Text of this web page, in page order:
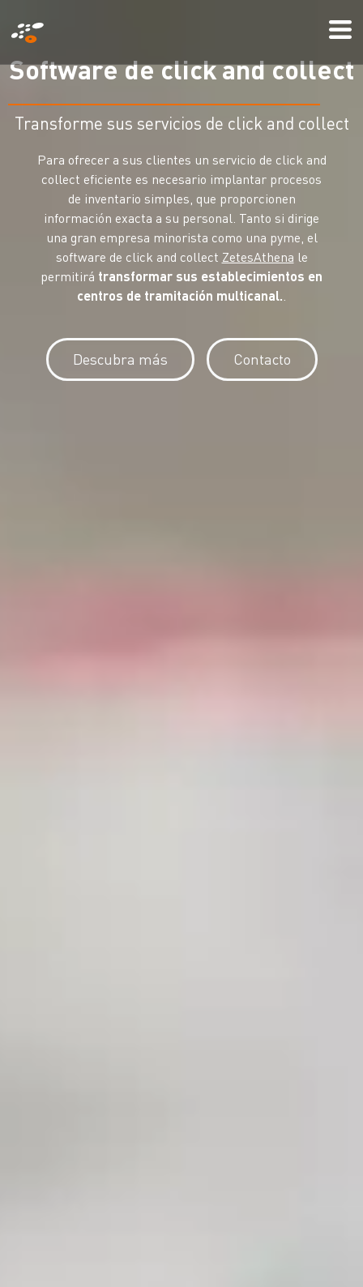
al
contenido
principal
Softwaredeclickandcollect
Transforme sus servicios de click and collect
Para ofrecer a sus clientes un servicio de click and
collect eficiente es necesario implantar procesos
de inventario simples, que proporcionen
información exacta a su personal. Tanto si dirige
una gran empresa minorista como una pyme, el
software de click and collect ZetesAthena le
permitirá transformar sus establecimientos en
centros de tramitación multicanal..
Descubra más Contacto